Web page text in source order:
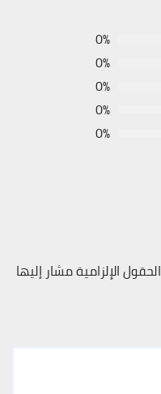
0%
0%
0%
0%
0%
الحقول الإلزامية مشار إليها